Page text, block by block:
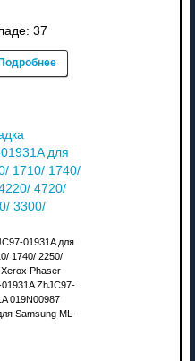
37
для
1710/ 1740/
4720/
3300/
01931A для
1740/ 2250/
Phaser
ZhJC97-
019N00987
Samsung ML-